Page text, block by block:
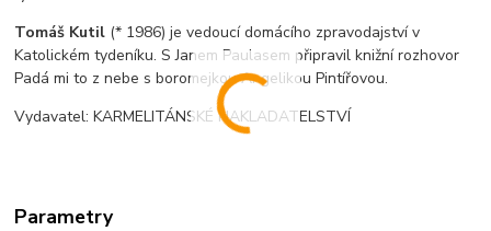
Tomáš Kutil (* 1986) je vedoucí domácího zpravodajství v
Katolickém tydeníku. S Janem Paulasem připravil knižní rozhovor
Padá mi to z nebe s boromejkou Angelikou Pintířovou.
Vydavatel: KARMELITÁNSKÉ NAKLADATELSTVÍ
Parametry